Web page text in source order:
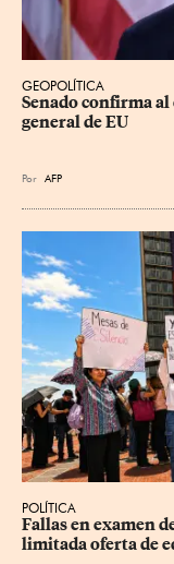
GEOPOLÍTICA
Senado confirma
general de EU
Por AFP
POLÍTICA
Fallas en examen
limitada oferta de